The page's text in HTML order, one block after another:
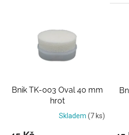
Bnik TK-003 Oval 40 mm
hrot
Skladem (7 ks)